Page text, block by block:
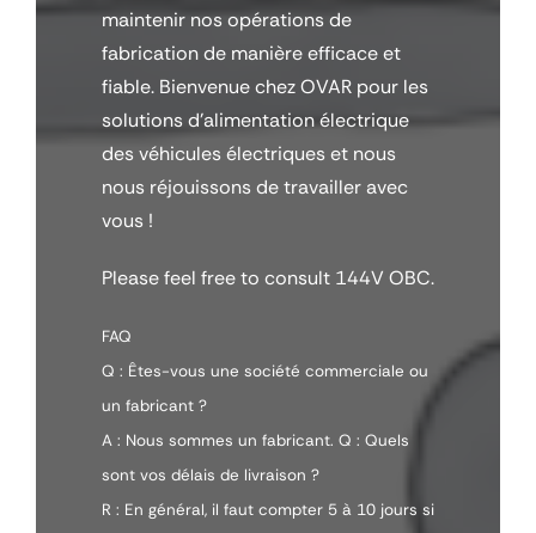
maintenir nos opérations de
fabrication de manière efficace et
fiable. Bienvenue chez OVAR pour les
solutions d'alimentation électrique
des véhicules électriques et nous
nous réjouissons de travailler avec
vous !
Please feel free to consult 144V OBC.
FAQ
Q : Êtes-vous une société commerciale ou
un fabricant ?
A : Nous sommes un fabricant. Q : Quels
sont vos délais de livraison ?
R : En général, il faut compter 5 à 10 jours si